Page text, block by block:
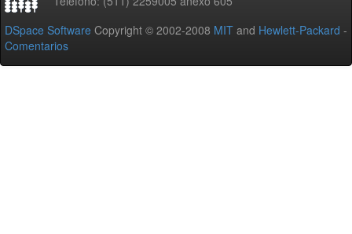
DSpace Software Copyright © 2002-2008 MIT and Hewlett-Packard -
Comentarios